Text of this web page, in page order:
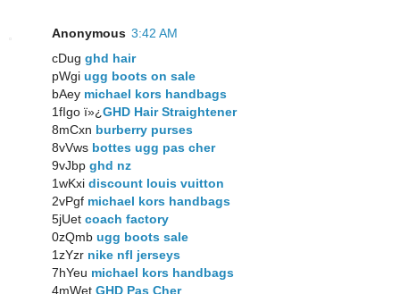
Anonymous 3:42 AM
cDug ghd hair
pWgi ugg boots on sale
bAey michael kors handbags
1fIgo ï»¿GHD Hair Straightener
8mCxn burberry purses
8vVws bottes ugg pas cher
9vJbp ghd nz
1wKxi discount louis vuitton
2vPgf michael kors handbags
5jUet coach factory
0zQmb ugg boots sale
1zYzr nike nfl jerseys
7hYeu michael kors handbags
4mWet GHD Pas Cher